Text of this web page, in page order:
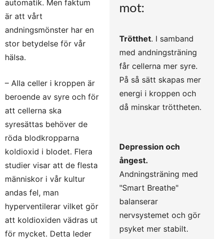
mot:
Trötthet. I samband
med andningsträning
får cellerna mer syre.
På så sätt skapas mer
energi i kroppen och
då minskar tröttheten.
Depression och
ångest.
Andningsträning med
"Smart Breathe"
balanserar
nervsystemet och gör
psyket mer stabilt.
automatik. Men faktum
är att vårt
andningsmönster har en
stor betydelse för vår
hälsa.
– Alla celler i kroppen är
beroende av syre och för
att cellerna ska
syresättas behöver de
röda blodkropparna
koldioxid i blodet. Flera
studier visar att de flesta
människor i vår kultur
andas fel, man
hyperventilerar vilket gör
att koldioxiden vädras ut
för mycket. Detta leder